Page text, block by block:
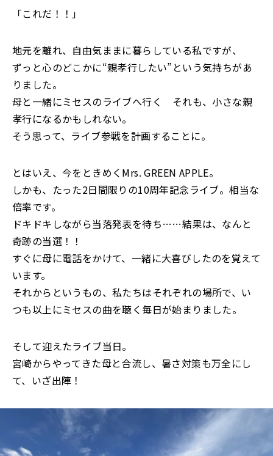
「これだ！！」
地元を離れ、自由気ままに暮らしている私ですが、
ずっと心のどこかに“親孝行したい”という気持ちがあ
りました。
母と一緒にミセスのライブへ行く―― それも、小さな親
孝行になるかもしれない。
そう思って、ライブ参戦を計画することに。
とはいえ、今をときめくMrs. GREEN APPLE。
しかも、たった2日間限りの10周年記念ライブ。相当な
倍率です。
ドキドキしながら当落発表を待ち……結果は、なんと
奇跡の当選！！
すぐに母に電話をかけて、一緒に大喜びしたのを覚えて
います。
それからというもの、私たちはそれぞれの場所で、い
つも以上にミセスの曲を聴く毎日が始まりました。
そして迎えたライブ当日。
宮崎からやってきた母と合流し、暑さ対策も万全にし
て、いざ出陣！